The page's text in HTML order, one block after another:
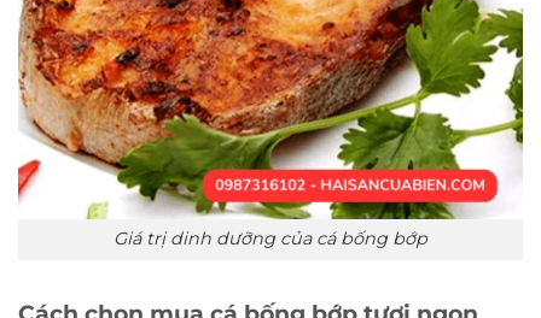
Giá trị dinh dưỡng của cá bống bớp